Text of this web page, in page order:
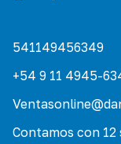
541149456349
+54 9 11 4945-
Contamos con 12